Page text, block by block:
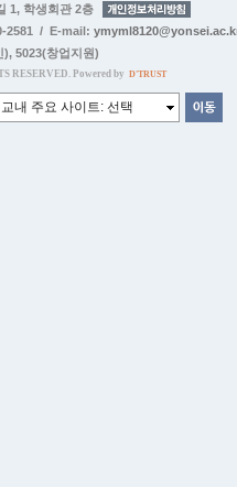
1, 학생회관 2층
2581 / E-mail:
), 5023(창업지원)
RESERVED. Powered by D'TRUST